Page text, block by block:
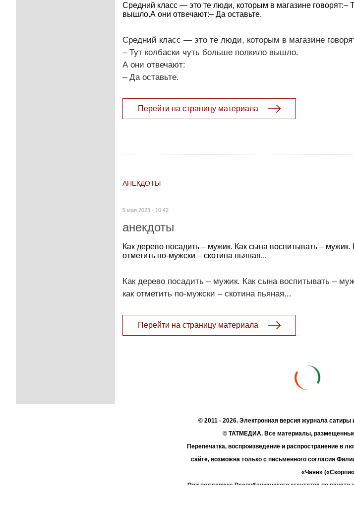
Средний класс — это те люди, которым в магазине говорят:–
вышло.А они отвечают:– Да оставьте.
Средний класс — это те люди, которым в магазине
– Тут колбаски чуть больше полкило вышло.
А они отвечают:
– Да оставьте.
Перейти на страницу материала
АНЕКДОТЫ
5 мая 2023 - 10:42
анекдоты
Как дерево посадить – мужик. Как сына воспитывать – мужик.
отметить по-мужски – скотина пьяная...
Как дерево посадить – мужик. Как сына воспитывать –
как отметить по-мужски – скотина пьяная...
Перейти на страницу материала
© 2011 - 2026. Электронная версия журнала
© ТАТМЕДИА. Все материалы,
Перепечатка, воспроизведение и распространение в
сайте, возможна только с письменного согласия
«Чаян»
При поддержке Республиканского агентства по